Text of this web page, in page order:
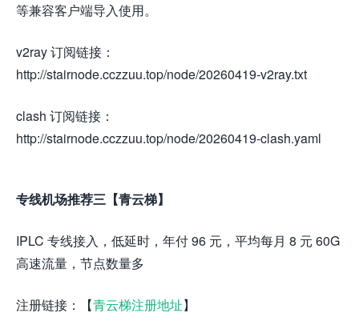
等兼容客户端导入使用。
v2ray 订阅链接：
http://stairnode.cczzuu.top/node/20260419-v2ray.txt
clash 订阅链接：
http://stairnode.cczzuu.top/node/20260419-clash.yaml
专线机场推荐三【青云梯】
IPLC 专线接入，低延时，年付 96 元，平均每月 8 元 60G
高速流量，节点数量多
注册链接：【青云梯注册地址】